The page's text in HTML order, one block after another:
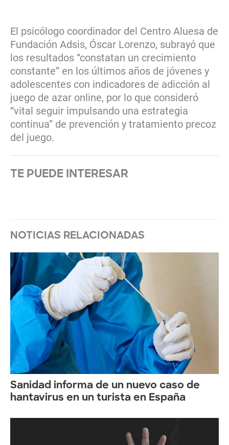
El psicólogo coordinador del Centro Aluesa de
Fundación Adsis, Óscar Lorenzo, subrayó que
los resultados “constatan un crecimiento
constante” en los últimos años de jóvenes y
adolescentes con indicadores de adicción al
juego de azar online, por lo que consideró
“vital seguir impulsando una estrategia
continua” de prevención y tratamiento precoz
del juego.
TE PUEDE INTERESAR
NOTICIAS RELACIONADAS
Sanidad informa de un nuevo caso de
hantavirus en un turista en España